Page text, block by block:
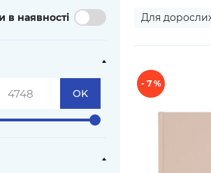
в наявності
OK
Для
- 7 %